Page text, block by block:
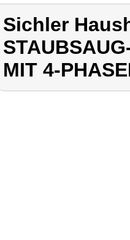
Sichler
MIT 4-